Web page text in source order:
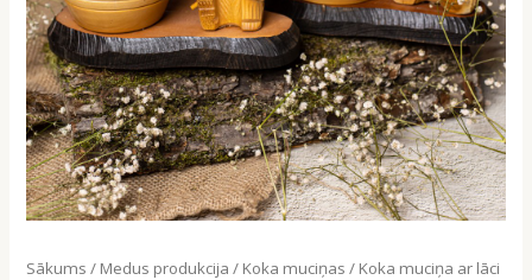
Sākums / Medus produkcija / Koka muciņas / Koka muciņa ar lāci